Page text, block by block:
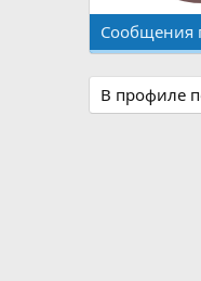
Сообщения
В профиле